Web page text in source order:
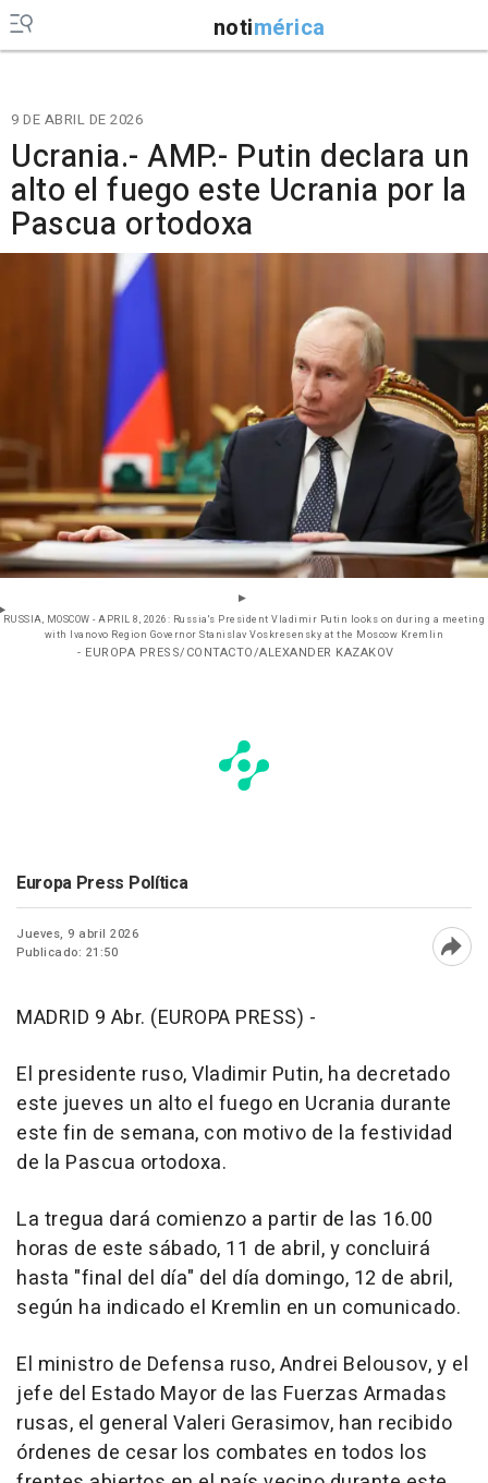
notimérica
9 DE ABRIL DE 2026
Ucrania.- AMP.- Putin declara un
alto el fuego este Ucrania por la
Pascua ortodoxa
RUSSIA, MOSCOW - APRIL 8, 2026: Russia's President Vladimir Putin looks on during a meeting
with Ivanovo Region Governor Stanislav Voskresensky at the Moscow Kremlin
- EUROPA PRESS/CONTACTO/ALEXANDER KAZAKOV
Europa Press Política
Jueves, 9 abril 2026
Publicado: 21:50
MADRID 9 Abr. (EUROPA PRESS) -
El presidente ruso, Vladimir Putin, ha decretado
este jueves un alto el fuego en Ucrania durante
este fin de semana, con motivo de la festividad
de la Pascua ortodoxa.
La tregua dará comienzo a partir de las 16.00
horas de este sábado, 11 de abril, y concluirá
hasta "final del día" del día domingo, 12 de abril,
según ha indicado el Kremlin en un comunicado.
El ministro de Defensa ruso, Andrei Belousov, y el
jefe del Estado Mayor de las Fuerzas Armadas
rusas, el general Valeri Gerasimov, han recibido
órdenes de cesar los combates en todos los